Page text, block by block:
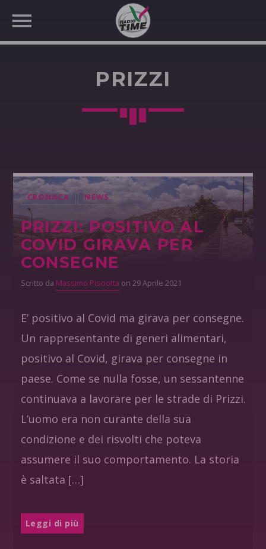
PRIZZI
CRONACA NEWS
PRIZZI: POSITIVO AL
COVID GIRAVA PER
CONSEGNE
Scritto da Massimo Pisciotta on 29 Aprile 2021
E’ positivo al Covid ma girava per consegne.
Un rappresentante di generi alimentari,
positivo al Covid, girava per consegne in
paese. Come se nulla fosse, un sessantenne
continuava a lavorare per le strade di Prizzi.
L’uomo era non curante della sua
condizione e dei risvolti che poteva
assumere il suo comportamento. La storia
è saltata […]
Leggi di più